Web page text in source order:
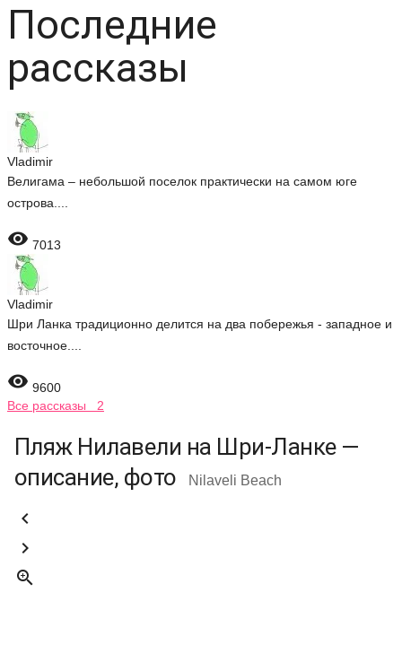
Последние
рассказы
Vladimir
Велигама – небольшой поселок практически на самом юге
острова....
 7013
Vladimir
Шри Ланка традиционно делится на два побережья - западное и
восточное....
 9600
Все рассказы 2
Пляж Нилавели на Шри-Ланке —
описание, фото
Nilaveli Beach


